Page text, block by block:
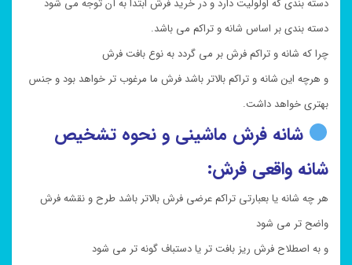
دسته بندی که اولولیت دارد و در خرید فرش ابتدا به آن توجه می شود
دسته بندی بر اساس شانه و تراکم می باشد.
چرا که شانه و تراکم فرش بر می گردد به نوع بافت فرش
و هرچه این شانه و تراکم بالاتر باشد فرش ما مرغوب تر خواهد بود و جنس
بهتری خواهد داشت.
شانه فرش ماشینی و نحوه تشخیص
شانه واقعی فرش:
هر چه شانه یا بعبارتی تراکم عرضی فرش بالاتر باشد طرح و نقشه فرش
واضح تر می شود
و به اصطلاح فرش ریز بافت تر یا دستباف گونه تر می شود